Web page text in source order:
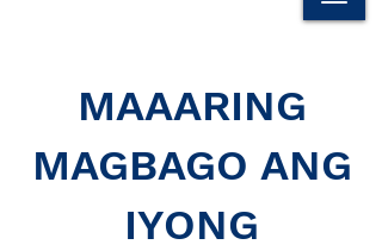
MAAARING
MAGBAGO ANG
IYONG